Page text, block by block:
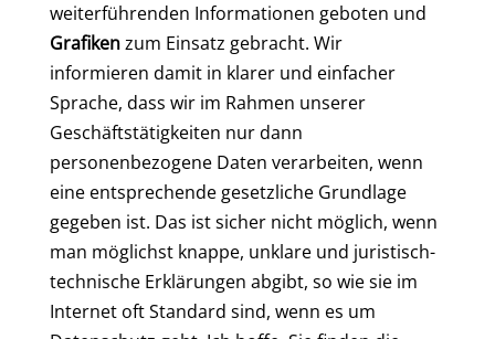
weiterführenden Informationen geboten und
Grafikenzum Einsatz gebracht. Wir
informieren damit in klarer und einfacher
Sprache, dass wir im Rahmen unserer
Geschäftstätigkeiten nur dann
personenbezogene Daten verarbeiten, wenn
eine entsprechende gesetzliche Grundlage
gegeben ist. Das ist sicher nicht möglich, wenn
man möglichst knappe, unklare und juristisch-
technische Erklärungen abgibt, so wie sie im
Internet oft Standard sind, wenn es um